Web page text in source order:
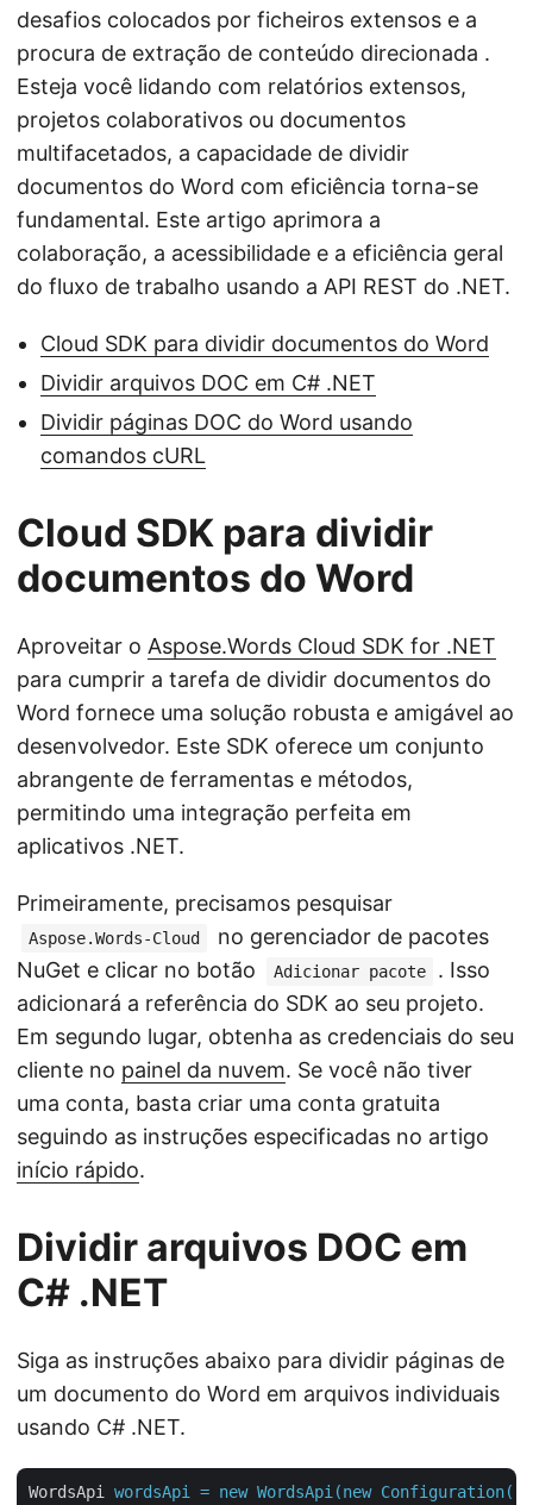
desafios colocados por ficheiros extensos e a
procura de extração de conteúdo direcionada .
Esteja você lidando com relatórios extensos,
projetos colaborativos ou documentos
multifacetados, a capacidade de dividir
documentos do Word com eficiência torna-se
fundamental. Este artigo aprimora a
colaboração, a acessibilidade e a eficiência geral
do fluxo de trabalho usando a API REST do .NET.
Cloud SDK para dividir documentos do Word
Dividir arquivos DOC em C# .NET
Dividir páginas DOC do Word usando
comandos cURL
Cloud SDK para dividir
documentos do Word
Aproveitar o Aspose.Words Cloud SDK for .NET
para cumprir a tarefa de dividir documentos do
Word fornece uma solução robusta e amigável ao
desenvolvedor. Este SDK oferece um conjunto
abrangente de ferramentas e métodos,
permitindo uma integração perfeita em
aplicativos .NET.
Primeiramente, precisamos pesquisar
Aspose.Words-Cloud
no gerenciador de pacotes
NuGet e clicar no botão
Adicionar pacote
. Isso
adicionará a referência do SDK ao seu projeto.
Em segundo lugar, obtenha as credenciais do seu
cliente no painel da nuvem. Se você não tiver
uma conta, basta criar uma conta gratuita
seguindo as instruções especificadas no artigo
início rápido.
Dividir arquivos DOC em
C# .NET
Siga as instruções abaixo para dividir páginas de
um documento do Word em arquivos individuais
usando C# .NET.
WordsApi wordsApi = new WordsApi(new Configuration()